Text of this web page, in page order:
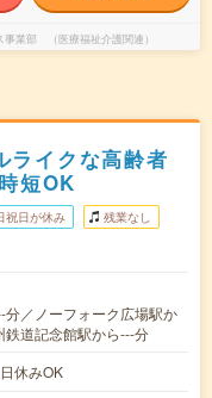
業部 （医療福祉介護関連）
ライクな高齢者
短OK
祝日が休み 残業なし
／ノーフォーク広場駅か
鉄道記念館駅から---分
休みOK